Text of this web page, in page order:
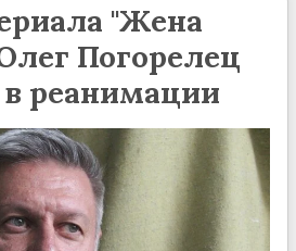
"Жена
Погорелец
реанимации